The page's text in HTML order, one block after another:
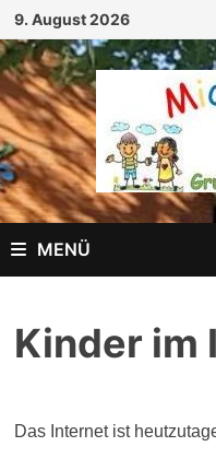
Zum
Inhalt
springen
9. August 2026
MENÜ
Kinder im
Das Internet ist